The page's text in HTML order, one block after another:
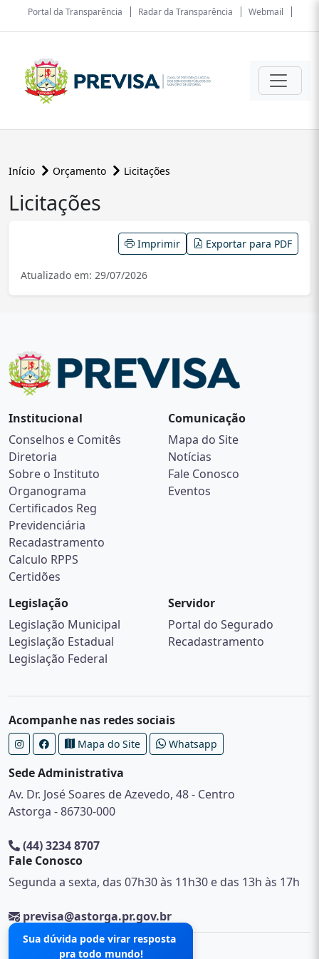
Portal da Transparência Radar da Transparência Webmail
Início Orçamento Licitações
conteúdo principal
Licitações
Imprimir Exportar para PDF
Atualizado em: 29/07/2026
Institucional
Conselhos e Comitês
Diretoria
Sobre o Instituto
Organograma
Certificados Reg
Previdenciária
Recadastramento
Calculo RPPS
Certidões
Comunicação
Mapa do Site
Notícias
Fale Conosco
Eventos
Legislação
Legislação Municipal
Legislação Estadual
Legislação Federal
Servidor
Portal do Segurado
Recadastramento
Acompanhe nas redes sociais
Mapa do Site Whatsapp
Sede Administrativa
Av. Dr. José Soares de Azevedo, 48 - Centro
Astorga - 86730-000
(44) 3234 8707
Fale Conosco
Segunda a sexta, das 07h30 às 11h30 e das 13h às 17h
previsa@astorga.pr.gov.br
Sua dúvida pode virar resposta
pra todo mundo!